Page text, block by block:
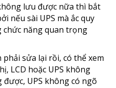
lưu được nữa thì bắt
nếu sài UPS mà ắc quy
năng quan trọng
sửa lại rồi, có thể xem
LCD hoặc UPS không
UPS không có ngõ